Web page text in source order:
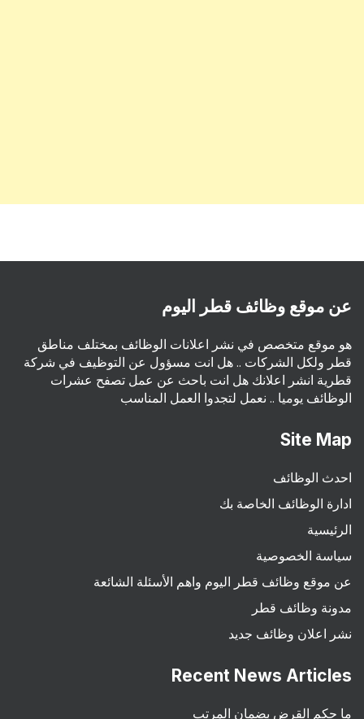
عن موقع وظائف قطر اليوم
هو موقع متخصص في نشر اعلانات الوظائف بمختلف مناطق
قطر ولكل الشركات .. هل انت مسؤول عن التوظيف في شركة
قطرية انشر اعلانك هل انت باحث عن عمل تصفح عشرات
الوظائف يوميا .. نعمل لتجدوا العمل المناسب
Site Map
احدث الوظائف
ادارة الوظائف الخاصة بك
الرئيسية
سياسة الخصوصية
عن موقع وظائف قطر اليوم واهم الأسئلة الشائعة
مدونة وظائف قطر
نشر اعلان وظائف جديد
Recent News Articles
ما حكم القرض بضمان المرتب